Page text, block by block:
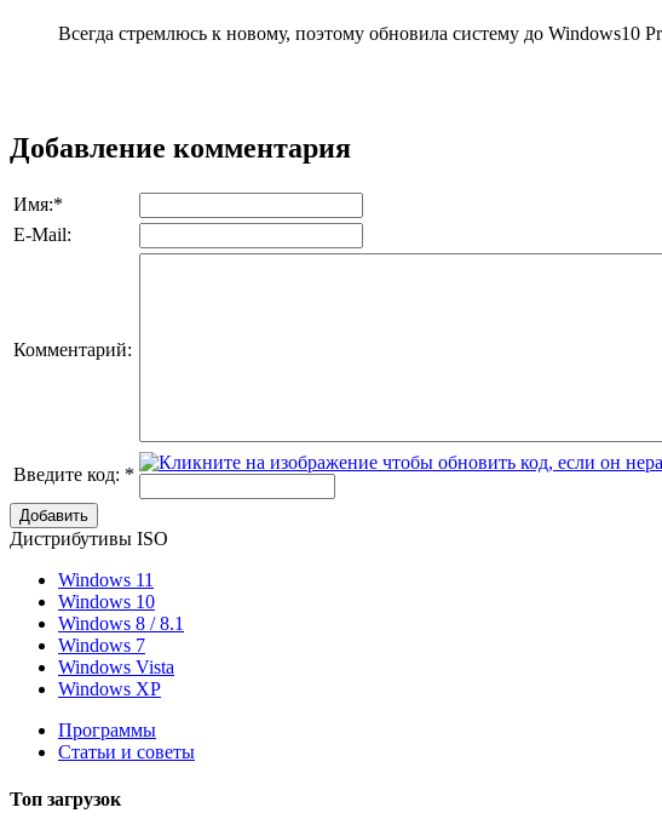
Всегда стремлюсь к новому, поэтому обновила систему до
Добавление комментария
Имя:*
E-Mail:
Комментарий:
Введите код: *
Добавить
Дистрибутивы ISO
Windows 11
Windows 10
Windows 8 / 8.1
Windows 7
Windows Vista
Windows XP
Программы
Статьи и советы
Топ загрузок